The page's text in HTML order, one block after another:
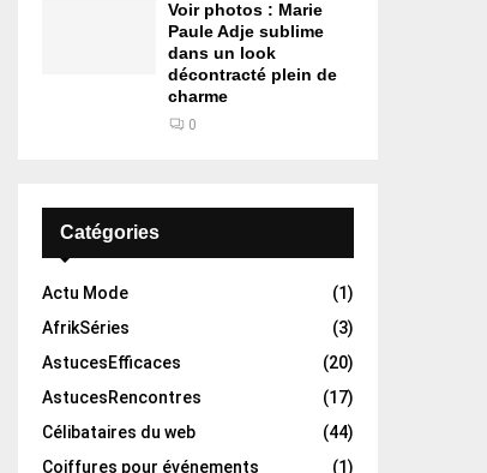
Voir photos : Marie
Paule Adje sublime
dans un look
décontracté plein de
charme
0
Catégories
Actu Mode
(1)
AfrikSéries
(3)
AstucesEfficaces
(20)
AstucesRencontres
(17)
Célibataires du web
(44)
Coiffures pour événements
(1)